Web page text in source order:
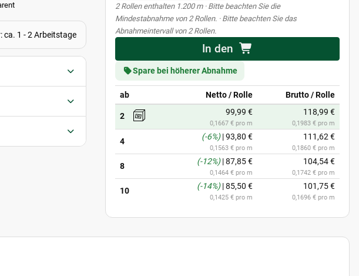
ca. 1 - 2 Arbeitstage
x2 Rollen enthalten 1.200 m· Bitte beachten Sie die
Mindestabnahme von 2 Rollen. · Bitte beachten Sie das
Abnahmeintervall von 2 Rollen.
In den
Spare bei höherer Abnahme
ab Netto / Rolle Brutto / Rolle
2 99,99 €
0,1667 € pro m
118,99 €
0,1983 € pro m
4 (-6%)|93,80 €
0,1563 € pro m
111,62 €
0,1860 € pro m
8 (-12%)|87,85 €
0,1464 € pro m
104,54 €
0,1742 € pro m
10 (-14%)|85,50 €
0,1425 € pro m
101,75 €
0,1696 € pro m